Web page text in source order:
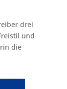
drei
und
die